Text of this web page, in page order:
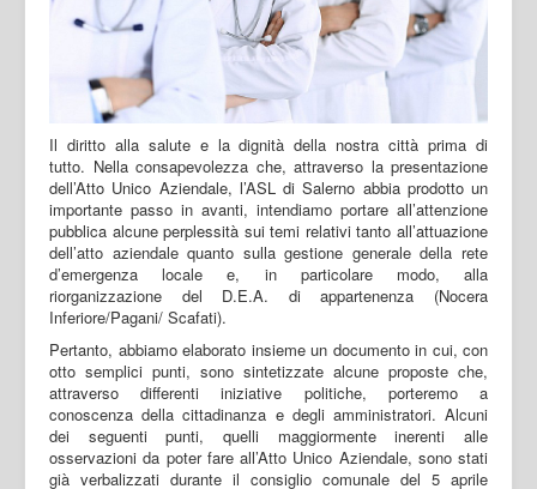
Il diritto alla salute e la dignità della nostra città prima di
tutto. Nella consapevolezza che, attraverso la presentazione
dell’Atto Unico Aziendale, l’ASL di Salerno abbia prodotto un
importante passo in avanti, intendiamo portare all’attenzione
pubblica alcune perplessità sui temi relativi tanto all’attuazione
dell’atto aziendale quanto sulla gestione generale della rete
d’emergenza locale e, in particolare modo, alla
riorganizzazione del D.E.A. di appartenenza (Nocera
Inferiore/Pagani/ Scafati).
Pertanto, abbiamo elaborato insieme un documento in cui, con
otto semplici punti, sono sintetizzate alcune proposte che,
attraverso differenti iniziative politiche, porteremo a
conoscenza della cittadinanza e degli amministratori. Alcuni
dei seguenti punti, quelli maggiormente inerenti alle
osservazioni da poter fare all’Atto Unico Aziendale, sono stati
già verbalizzati durante il consiglio comunale del 5 aprile